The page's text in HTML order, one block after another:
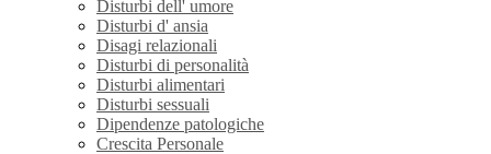
Disturbi dell' umore
Disturbi d' ansia
Disagi relazionali
Disturbi di personalità
Disturbi alimentari
Disturbi sessuali
Dipendenze patologiche
Crescita Personale